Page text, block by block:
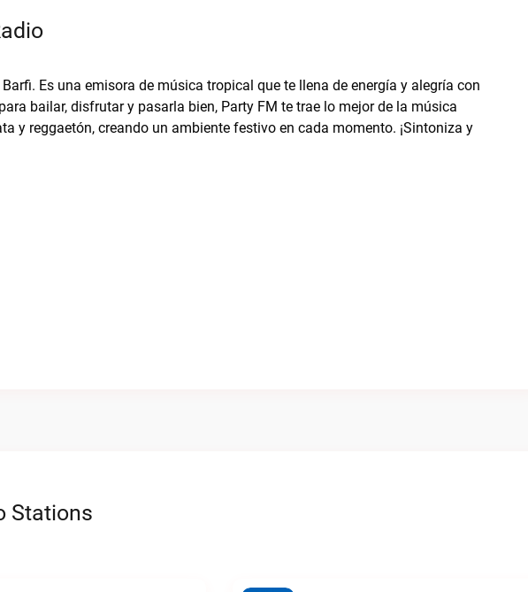
Es una emisora de música tropical que te llena de energía y alegría con
bailar, disfrutar y pasarla bien, Party FM te trae lo mejor de la música
y reggaetón, creando un ambiente festivo en cada momento. ¡Sintoniza y
Stations